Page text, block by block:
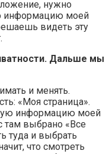
нужно
информацию моей
видеть эту
Дальше мы
и менять.
«Моя страница».
информацию моей
там выбрано «Все
туда и выбрать
что смотреть